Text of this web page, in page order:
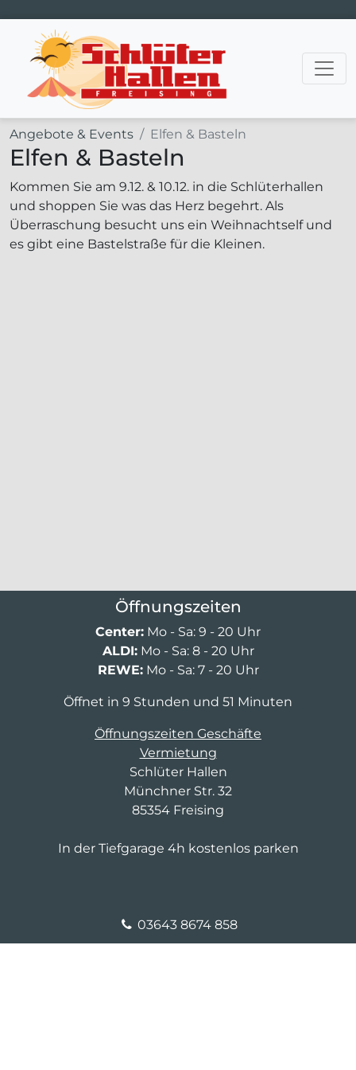
Hauptnavigation
Angebote & Events Elfen & Basteln
Elfen & Basteln
Kommen Sie am 9.12. & 10.12. in die Schlüterhallen
und shoppen Sie was das Herz begehrt. Als
Überraschung besucht uns ein Weihnachtself und
es gibt eine Bastelstraße für die Kleinen.
Öffnungszeiten
Center: Mo - Sa: 9 - 20 Uhr
ALDI:Mo - Sa: 8 - 20 Uhr
REWE:Mo - Sa: 7 - 20 Uhr
Öffnet in 9 Stunden und 51 Minuten
Öffnungszeiten Geschäfte
Vermietung
Schlüter Hallen
Münchner Str. 32
85354 Freising
In der Tiefgarage 4h kostenlos parken
03643 8674 858